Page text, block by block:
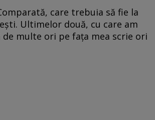
care trebuia să fie la
Ultimelor două, cu care am
multe ori pe fața mea scrie ori